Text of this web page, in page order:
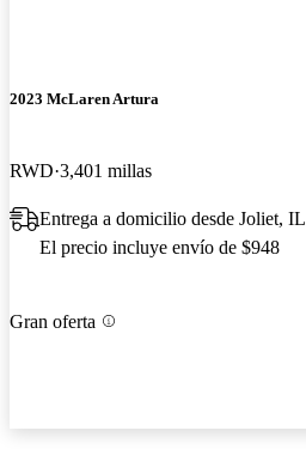
2023 McLaren Artura
RWD 3,401 millas
Entrega a domicilio desde Joliet, IL
El precio incluye envío de $948
Gran oferta